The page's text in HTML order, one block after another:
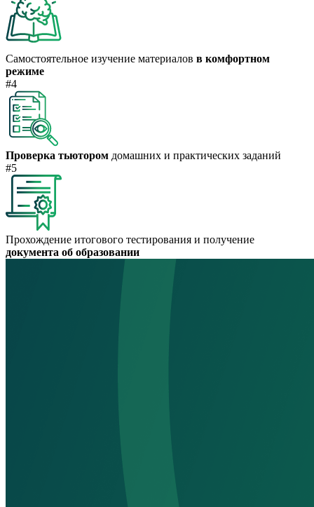
Самостоятельное изучение материалов в комфортном
режиме
#4
Проверка тьютором домашних и практических заданий
#5
Прохождение итогового тестирования и получение
документа об образовании